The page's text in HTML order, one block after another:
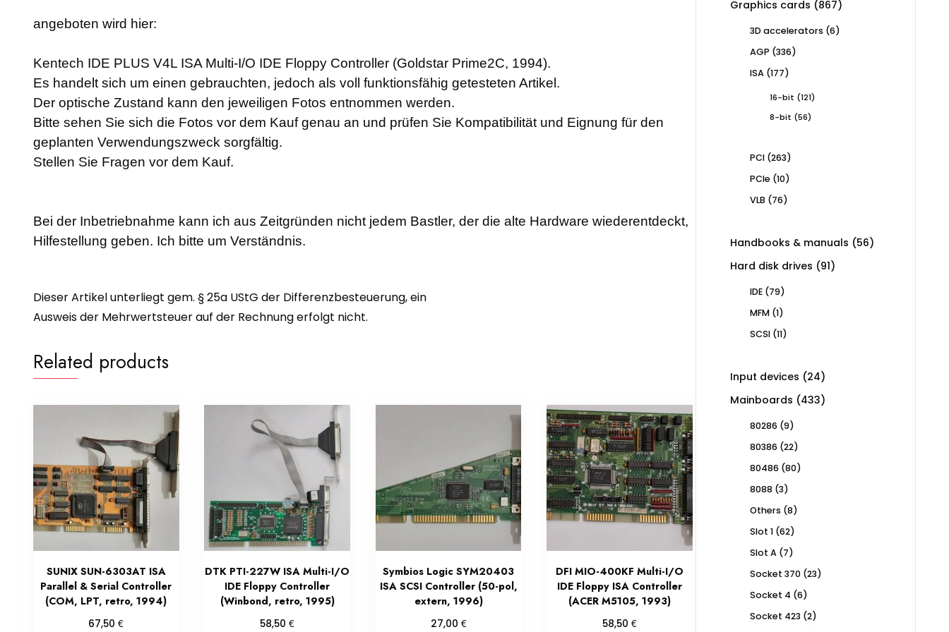
angeboten wird hier:
Kentech IDE PLUS V4L ISA Multi-I/O IDE Floppy Controller (Goldstar Prime2C, 1994).
Es handelt sich um einen gebrauchten, jedoch als voll funktionsfähig getesteten Artikel.
Der optische Zustand kann den jeweiligen Fotos entnommen werden.
Bitte sehen Sie sich die Fotos vor dem Kauf genau an und prüfen Sie Kompatibilität und Eignung für den
geplanten Verwendungszweck sorgfältig.
Stellen Sie Fragen vor dem Kauf.
Bei der Inbetriebnahme kann ich aus Zeitgründen nicht jedem Bastler, der die alte Hardware wiederentdeckt,
Hilfestellung geben. Ich bitte um Verständnis.
Dieser Artikel unterliegt gem. § 25a UStG der Differenzbesteuerung, ein
Ausweis der Mehrwertsteuer auf der Rechnung erfolgt nicht.
Related products
SUNIX SUN-6303AT ISA
Parallel & Serial Controller
(COM, LPT, retro, 1994)
67,50€
DTK PTI-227W ISA Multi-I/O
IDE Floppy Controller
(Winbond, retro, 1995)
58,50€
Symbios Logic SYM20403
ISA SCSI Controller (50-pol,
extern, 1996)
27,00 €
DFI MIO-400KF Multi-I/O
IDE Floppy ISA Controller
(ACER M5105, 1993)
58,50 €
Graphics cards 867867
3D accelerators 66
AGP 336336
ISA 177177
16-bit 121121
8-bit 5656
PCI 263263
PCIe 1010
VLB 7676
Handbooks & manuals 5656
Hard disk drives 9191
IDE 7979
MFM 11
SCSI 1111
Input devices 2424
products
Mainboards 433433
80286 99
80386 2222
80486 8080
8088 33
Others 88
Slot 1 6262
Slot A 77
Socket 370 2323
Socket 4 66
Socket 423 22